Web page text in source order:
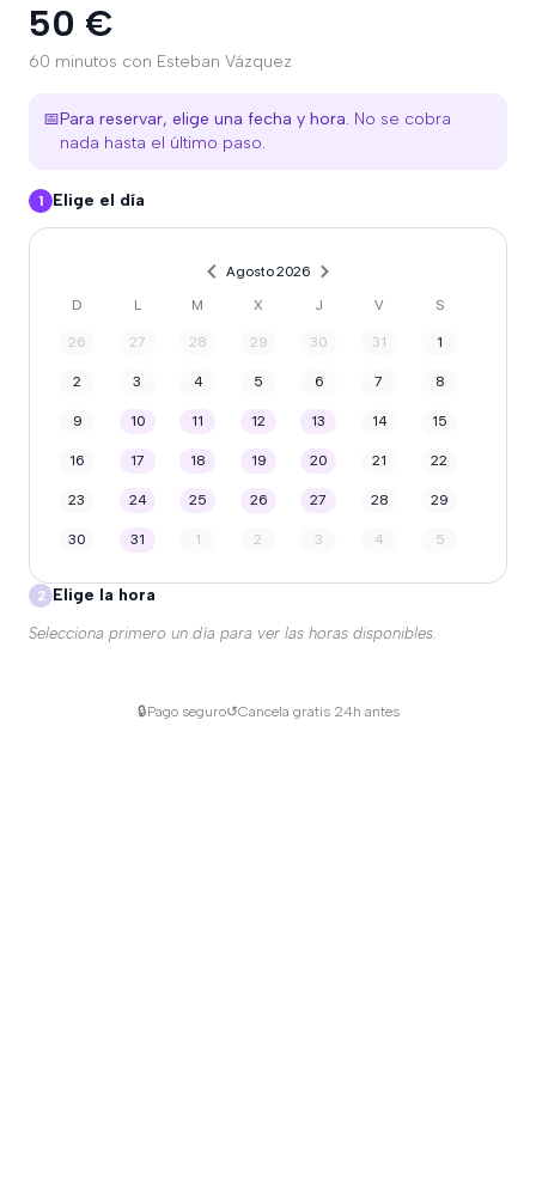
50 €
60 minutos con Esteban Vázquez
📅Para reservar, elige una fecha y hora. No se cobra
nada hasta el último paso.
1 Elige el día
Agosto 2026
D
L M X J V S
26 27 28 29 30 31 1
2 3 4 5 6 7 8
9 10 11 12 13 14 15
16 17 18 19 20 21 22
23 24 25 26 27 28 29
30 31 1 2 3 4 5
2 Elige la hora
Selecciona primero un día para ver las horas disponibles.
🔒Pago seguro↺Cancela gratis 24h antes